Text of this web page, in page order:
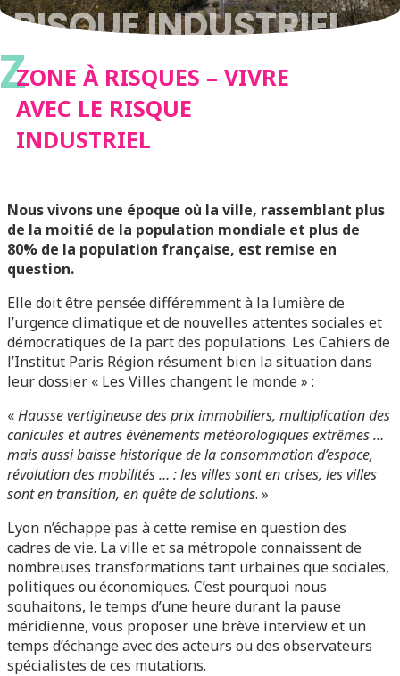
RISQUE INDUSTRIEL
ZZONE À RISQUES – VIVRE
AVEC LE RISQUE
INDUSTRIEL
Nous vivons une époque où la ville, rassemblant plus
de la moitié de la population mondiale et plus de
80% de la population française, est remise en
question.
Elle doit être pensée différemment à la lumière de
l’urgence climatique et de nouvelles attentes sociales et
démocratiques de la part des populations. Les Cahiers de
l’Institut Paris Région résument bien la situation dans
leur dossier « Les Villes changent le monde » :
«Hausse vertigineuse des prix immobiliers, multiplication des
canicules et autres évènements météorologiques extrêmes …
mais aussi baisse historique de la consommation d’espace,
révolution des mobilités … : les villes sont en crises, les villes
sont en transition, en quête de solutions. »
Lyon n’échappe pas à cette remise en question des
cadres de vie. La ville et sa métropole connaissent de
nombreuses transformations tant urbaines que sociales,
politiques ou économiques. C’est pourquoi nous
souhaitons, le temps d’une heure durant la pause
méridienne, vous proposer une brève interview et un
temps d’échange avec des acteurs ou des observateurs
spécialistes de ces mutations.